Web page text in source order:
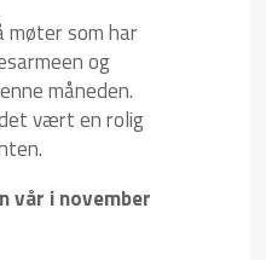
møter som har
og
måneden.
vært en rolig
vår i november